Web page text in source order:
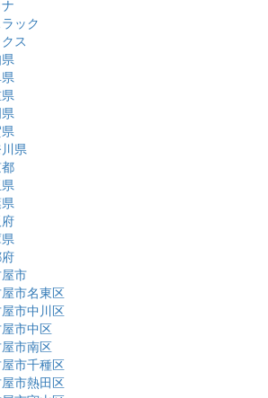
ック
ス
県
市
市名東区
市中川区
市中区
市南区
市千種区
市熱田区